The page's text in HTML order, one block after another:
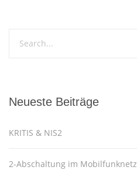
Neueste Beiträge
KRITIS & NIS2
2-Abschaltung im Mobilfunknetz